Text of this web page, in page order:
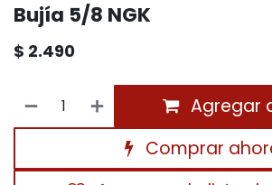
Bujía 5/8 NGK
$ 2.490
Agregar
Comprar